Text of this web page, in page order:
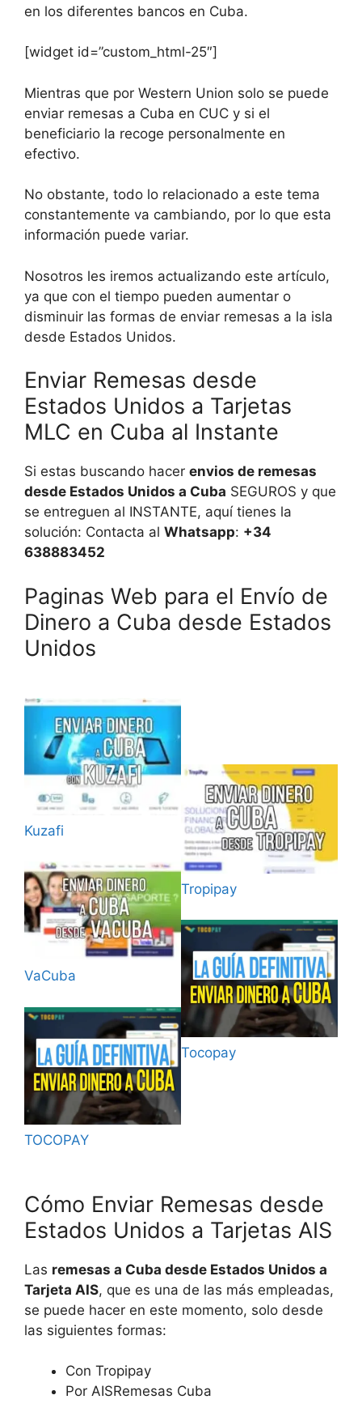
en los diferentes bancos en Cuba.
[widget id=”custom_html-25″]
Mientras que por Western Union solo se puede
enviar remesas a Cuba en CUC y si el
beneficiario la recoge personalmente en
efectivo.
No obstante, todo lo relacionado a este tema
constantemente va cambiando, por lo que esta
información puede variar.
Nosotros les iremos actualizando este artículo,
ya que con el tiempo pueden aumentar o
disminuir las formas de enviar remesas a la isla
desde Estados Unidos.
Enviar Remesas desde
Estados Unidos a Tarjetas
MLC en Cuba al Instante
Si estas buscando hacer envios de remesas
desde Estados Unidos a Cuba SEGUROS y que
se entreguen al INSTANTE, aquí tienes la
solución: Contacta al Whatsapp: +34
638883452
Paginas Web para el Envío de
Dinero a Cuba desde Estados
Unidos
Kuzafi
VaCuba
TOCOPAY
Tropipay
Tocopay
Cómo Enviar Remesas desde
Estados Unidos a Tarjetas AIS
Las remesas a Cuba desde Estados Unidos a
Tarjeta AIS, que es una de las más empleadas,
se puede hacer en este momento, solo desde
las siguientes formas:
Con Tropipay
Por AISRemesas Cuba